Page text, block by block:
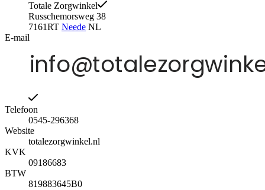
Totale Zorgwinkel
Russchemorsweg 38
7161RT Neede NL
E-mail
Telefoon
0545-296368
Website
totalezorgwinkel.nl
KVK
09186683
BTW
819883645B0